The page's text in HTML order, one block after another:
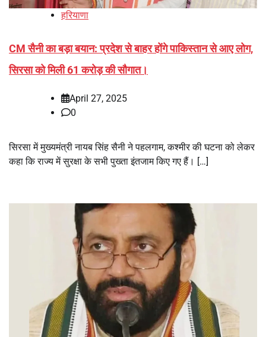
हरियाणा
CM सैनी का बड़ा बयान: प्रदेश से बाहर होंगे पाकिस्तान से आए लोग,
सिरसा को मिली 61 करोड़ की सौगात।
April 27, 2025
0
सिरसा में मुख्यमंत्री नायब सिंह सैनी ने पहलगाम, कश्मीर की घटना को लेकर
कहा कि राज्य में सुरक्षा के सभी पुख्ता इंतजाम किए गए हैं। […]